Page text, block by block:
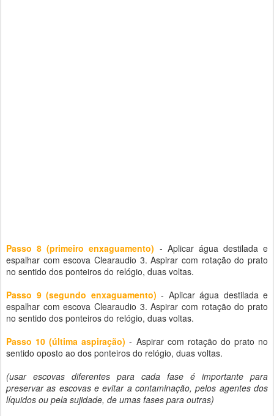
Passo 8 (primeiro enxaguamento) - Aplicar água destilada e
espalhar com escova Clearaudio 3. Aspirar com rotação do prato
no sentido dos ponteiros do relógio, duas voltas.
Passo 9 (segundo enxaguamento) - Aplicar água destilada e
espalhar com escova Clearaudio 3. Aspirar com rotação do prato
no sentido dos ponteiros do relógio, duas voltas.
Passo 10 (última aspiração) - Aspirar com rotação do prato no
sentido oposto ao dos ponteiros do relógio, duas voltas.
(usar escovas diferentes para cada fase é importante para
preservar as escovas e evitar a contaminação, pelos agentes dos
líquidos ou pela sujidade, de umas fases para outras)